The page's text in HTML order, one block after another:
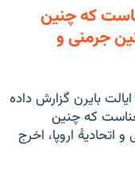
که چنین
جرمنی و
بایرن گزارش داده
که چنین
اتحادیۀ اروپا، اخرج